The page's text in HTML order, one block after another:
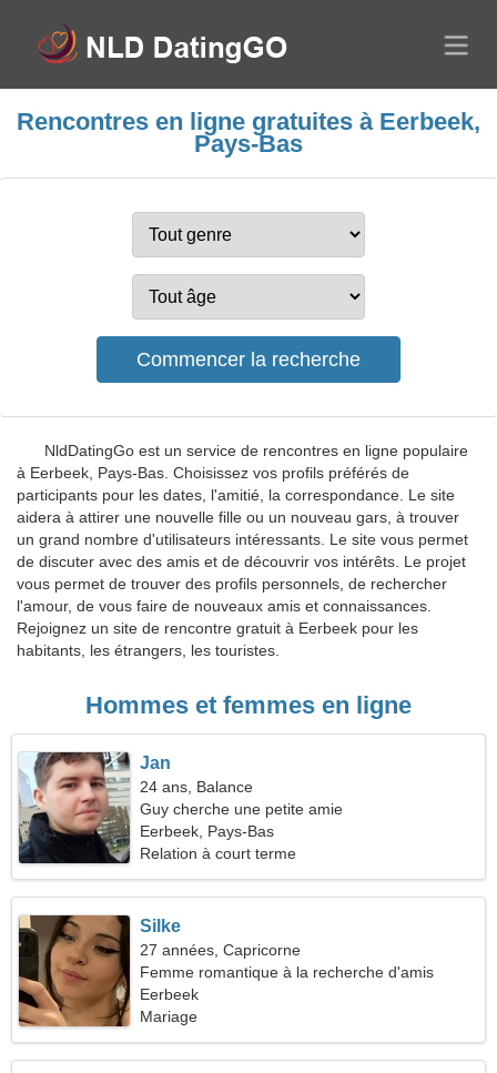
Rencontres en ligne gratuites à Eerbeek,
Pays-Bas
NldDatingGo est un service de rencontres en ligne populaire
à Eerbeek, Pays-Bas. Choisissez vos profils préférés de
participants pour les dates, l'amitié, la correspondance. Le site
aidera à attirer une nouvelle fille ou un nouveau gars, à trouver
un grand nombre d'utilisateurs intéressants. Le site vous permet
de discuter avec des amis et de découvrir vos intérêts. Le projet
vous permet de trouver des profils personnels, de rechercher
l'amour, de vous faire de nouveaux amis et connaissances.
Rejoignez un site de rencontre gratuit à Eerbeek pour les
habitants, les étrangers, les touristes.
Hommes et femmes en ligne
Jan
24 ans, Balance
Guy cherche une petite amie
Eerbeek, Pays-Bas
Relation à court terme
Silke
27 années, Capricorne
Femme romantique à la recherche d'amis
Eerbeek
Mariage